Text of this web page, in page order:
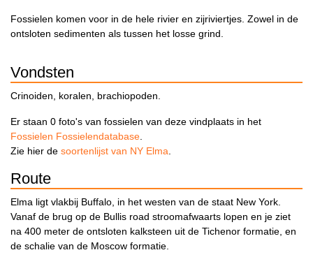
Fossielen komen voor in de hele rivier en zijriviertjes. Zowel in de
ontsloten sedimenten als tussen het losse grind.
Vondsten
Crinoiden, koralen, brachiopoden.
Er staan 0 foto's van fossielen van deze vindplaats in het
Fossielen Fossielendatabase.
Zie hier de soortenlijst van NY Elma.
Route
Elma ligt vlakbij Buffalo, in het westen van de staat New York.
Vanaf de brug op de Bullis road stroomafwaarts lopen en je ziet
na 400 meter de ontsloten kalksteen uit de Tichenor formatie, en
de schalie van de Moscow formatie.